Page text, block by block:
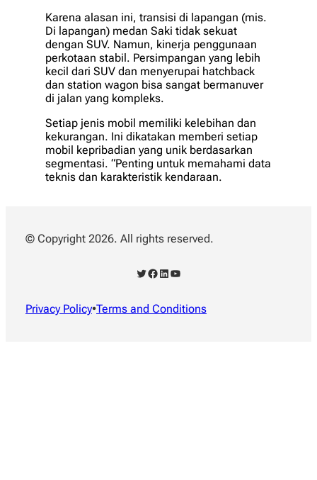
Karena alasan ini, transisi di lapangan (mis.
Di lapangan) medan Saki tidak sekuat
dengan SUV. Namun, kinerja penggunaan
perkotaan stabil. Persimpangan yang lebih
kecil dari SUV dan menyerupai hatchback
dan station wagon bisa sangat bermanuver
di jalan yang kompleks.
Setiap jenis mobil memiliki kelebihan dan
kekurangan. Ini dikatakan memberi setiap
mobil kepribadian yang unik berdasarkan
segmentasi. “Penting untuk memahami data
teknis dan karakteristik kendaraan.
© Copyright 2026. All rights reserved.
Twitter Facebook LinkedIn YouTube
Privacy Policy•Terms and Conditions